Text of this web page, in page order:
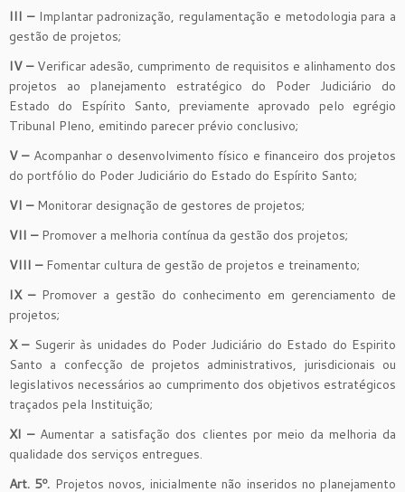
III –Implantar padronização, regulamentação e metodologia para a
gestão de projetos;
IV –Verificar adesão, cumprimento de requisitos e alinhamento dos
projetos ao planejamento estratégico do Poder Judiciário do
Estado do Espírito Santo, previamente aprovado pelo egrégio
Tribunal Pleno, emitindo parecer prévio conclusivo;
V –Acompanhar o desenvolvimento físico e financeiro dos projetos
do portfólio do Poder Judiciário do Estado do Espírito Santo;
VI –Monitorar designação de gestores de projetos;
VII –Promover a melhoria contínua da gestão dos projetos;
VIII –Fomentar cultura de gestão de projetos e treinamento;
IX –Promover a gestão do conhecimento em gerenciamento de
projetos;
X –Sugerir às unidades do Poder Judiciário do Estado do Espirito
Santo a confecção de projetos administrativos, jurisdicionais ou
legislativos necessários ao cumprimento dos objetivos estratégicos
traçados pela Instituição;
XI –Aumentar a satisfação dos clientes por meio da melhoria da
qualidade dos serviços entregues.
Art. 5º. Projetos novos, inicialmente não inseridos no planejamento